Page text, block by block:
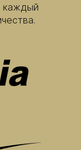
каждый